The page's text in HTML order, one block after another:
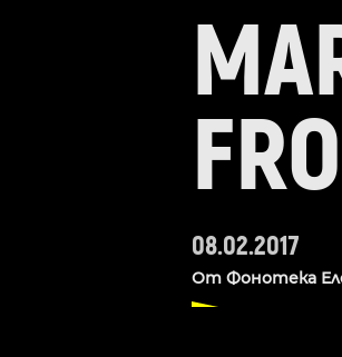
08.02.2017
От Фонотека